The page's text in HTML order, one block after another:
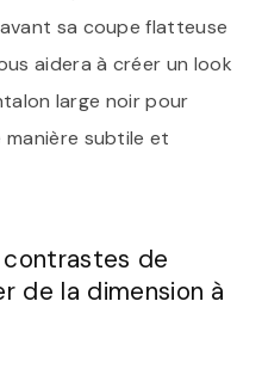
sa coupe flatteuse
aidera à créer un look
large noir pour
manière subtile et
contrastes de
de la dimension à